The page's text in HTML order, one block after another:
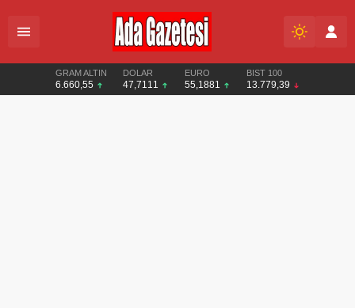
GRAM ALTIN
6.660,55
DOLAR
47,7111
EURO
55,1881
BIST 100
13.779,39